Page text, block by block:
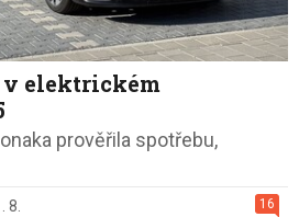
v elektrickém
prověřila spotřebu,
16
8.